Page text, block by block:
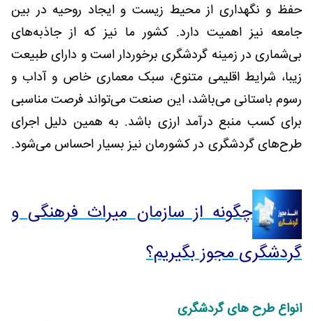
حفظ و نگهداری از محیط زیست و ایجاد روحیه در بین
جامعه نیز اهمیت دارد. کشور ما نیز که از جاذبه‌های
بی‌شماری در زمینه گردشگری برخوردار است و دارای طبیعت
زیبا، شرایط اقلیمی متنوع، سبک معماری خاص و آداب و
رسوم باستانی می‌باشد، این صنعت می‌تواند فرصت مناسبی
برای کسب منبع درآمد ارزی باشد. به همین دلیل اجرای
طرح‌های گردشگری در کشورمان نیز بسیار احساس می‌شود.
چگونه از سازمان میراث فرهنگی و
گردشگری مجوز بگیریم؟
انواع طرح های گردشگری